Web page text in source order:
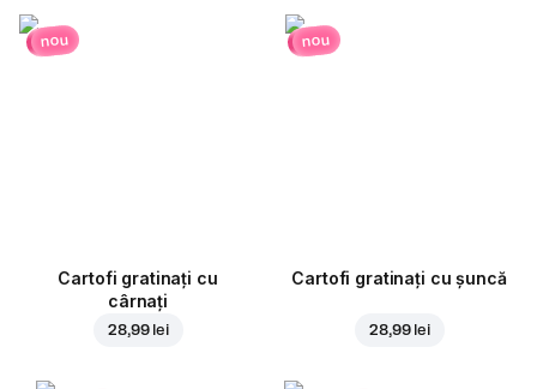
nou
Cartofi gratinați cu
cârnați
28,99 lei
nou
Cartofi gratinați cu șuncă
28,99 lei